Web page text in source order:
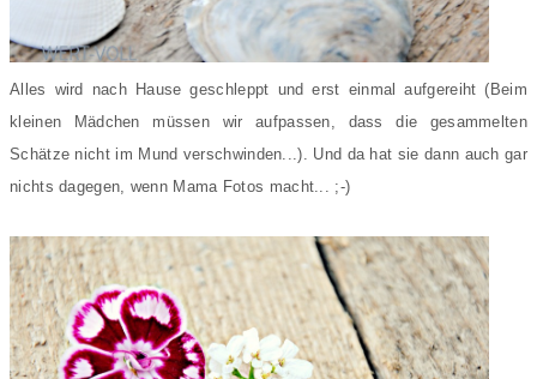
Alles wird nach Hause geschleppt und erst einmal aufgereiht (Beim
kleinen Mädchen müssen wir aufpassen, dass die gesammelten
Schätze nicht im Mund verschwinden...). Und da hat sie dann auch gar
nichts dagegen, wenn Mama Fotos macht... ;-)